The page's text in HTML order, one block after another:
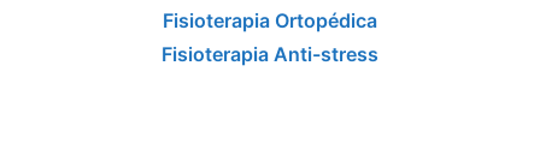
Fisioterapia Ortopédica
Fisioterapia Anti-stress